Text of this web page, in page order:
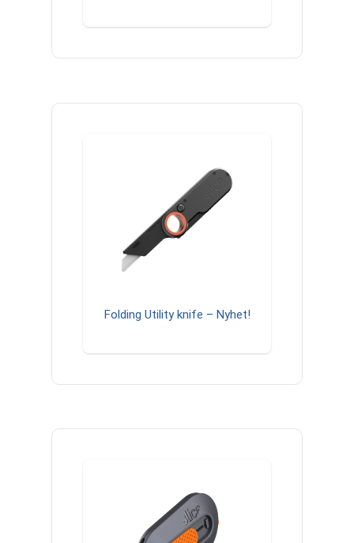
Folding Utility knife – Nyhet!